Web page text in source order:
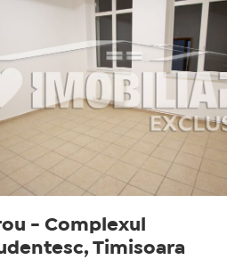
- Complexul
Timisoara